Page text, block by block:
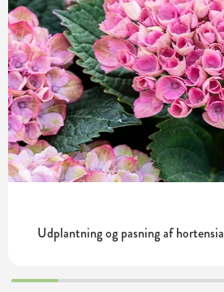
Udplantning og pasning af hortensia